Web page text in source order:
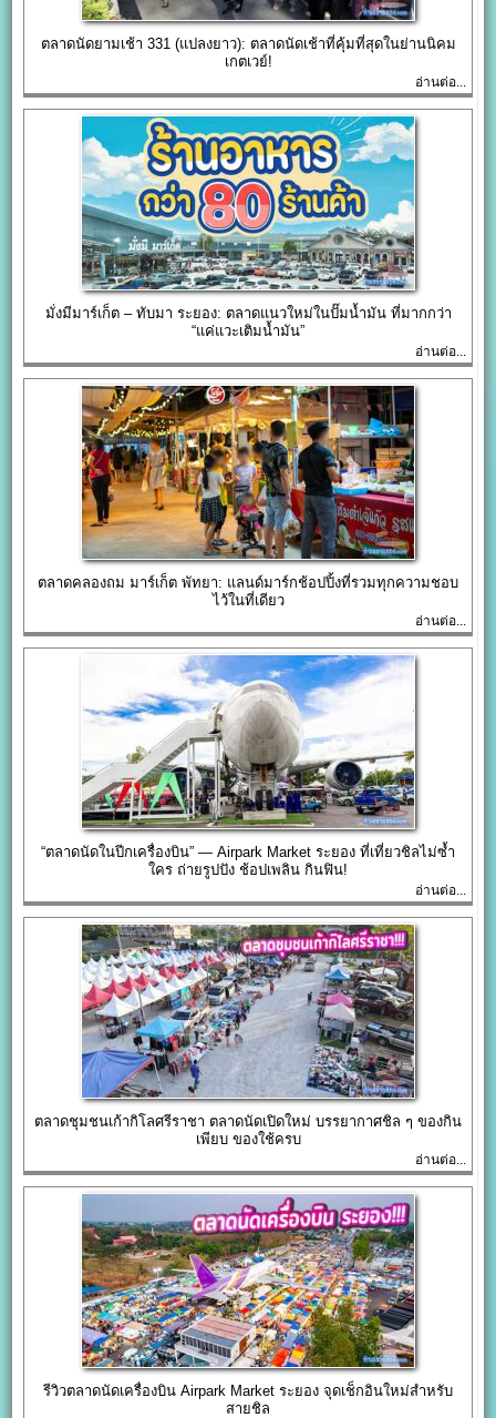
ตลาดนัดยามเช้า 331 (แปลงยาว): ตลาดนัดเช้าที่คุ้มที่สุดในย่านนิคม
เกตเวย์!
อ่านต่อ...
มั่งมีมาร์เก็ต – ทับมา ระยอง: ตลาดแนวใหม่ในปั๊มน้ำมัน ที่มากกว่า
“แค่แวะเติมน้ำมัน”
อ่านต่อ...
ตลาดคลองถม มาร์เก็ต พัทยา: แลนด์มาร์กช้อปปิ้งที่รวมทุกความชอบ
ไว้ในที่เดียว
อ่านต่อ...
“ตลาดนัดในปีกเครื่องบิน” — Airpark Market ระยอง ที่เที่ยวชิลไม่ซ้ำ
ใคร ถ่ายรูปปัง ช้อปเพลิน กินฟิน!
อ่านต่อ...
ตลาดชุมชนเก้ากิโลศรีราชา ตลาดนัดเปิดใหม่ บรรยากาศชิล ๆ ของกิน
เพียบ ของใช้ครบ
อ่านต่อ...
รีวิวตลาดนัดเครื่องบิน Airpark Market ระยอง จุดเช็กอินใหม่สำหรับ
สายชิล